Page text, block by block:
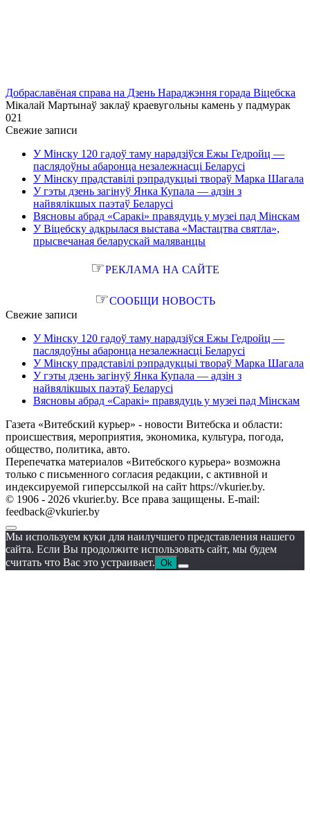
Добраславёная справа на Дзень Нараджэння горада Віцебска
Мікалай Мартынаў заклаў краевугольны камень у падмурак
021
Свежие записи
У Мінску 120 гадоў таму нарадзіўся Ежы Гедройц —
паслядоўны абаронца незалежнасці Беларусі
У Мінску прадставілі рэпрадукцыі твораў Марка Шагала
У гэты дзень загінуў Янка Купала — адзін з
найвялікшых паэтаў Беларусі
Вясновы абрад «Саракі» правядуць у музеі пад Мінскам
У Віцебску адкрылася выстава «Мастацтва святла»,
прысвечаная беларускай маляванцы
☞РЕКЛАМА НА САЙТЕ
☞СООБЩИ НОВОСТЬ
Свежие записи
У Мінску 120 гадоў таму нарадзіўся Ежы Гедройц —
паслядоўны абаронца незалежнасці Беларусі
У Мінску прадставілі рэпрадукцыі твораў Марка Шагала
У гэты дзень загінуў Янка Купала — адзін з
найвялікшых паэтаў Беларусі
Вясновы абрад «Саракі» правядуць у музеі пад Мінскам
Газета «Витебский курьер» - новости Витебска и области:
происшествия, мероприятия, экономика, культура, погода,
общество, политика, авто.
Перепечатка материалов «Витебского курьера» возможна
только с письменного согласия редакции, с активной и
индексируемой гиперссылкой на сайт https://vkurier.by.
© 1906 - 2026 vkurier.by. Все права защищены. E-mail:
feedback@vkurier.by
Мы используем куки для наилучшего представления нашего
сайта. Если Вы продолжите использовать сайт, мы будем
считать что Вас это устраивает. Ok